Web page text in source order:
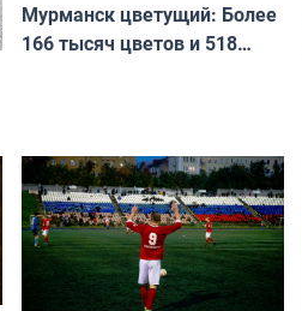
Мурманск цветущий: Более
166 тысяч цветов и 518